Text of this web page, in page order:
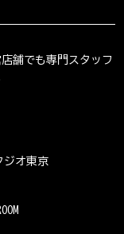
舗でも専門スタッフ
ジオ東京